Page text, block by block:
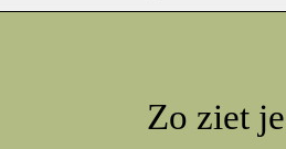
Zo ziet